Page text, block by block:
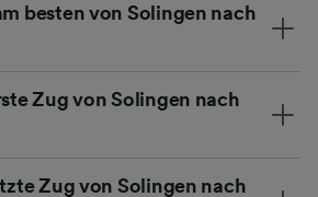
besten von Solingen nach
Zug von Solingen nach
Zug von Solingen nach